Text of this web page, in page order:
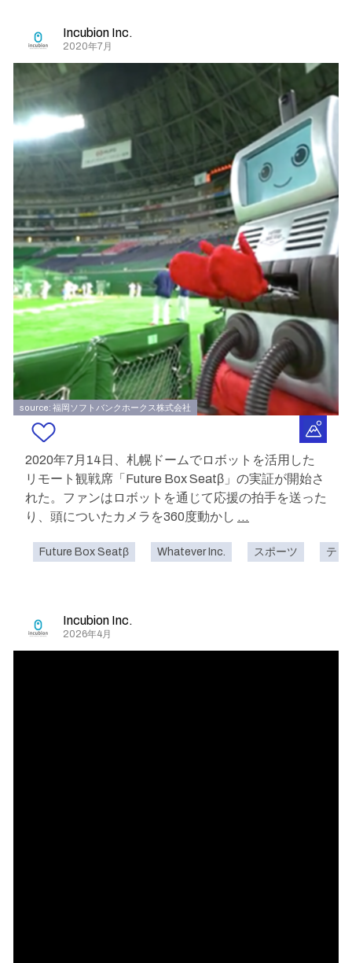
Incubion Inc.
2020年7月
source: 福岡ソフトバンクホークス株式会社
2020年7月14日、札幌ドームでロボットを活用した
リモート観戦席「Future Box Seatβ」の実証が開始さ
れた。ファンはロボットを通じて応援の拍手を送った
り、頭についたカメラを360度動かし ...
Future Box Seatβ Whatever Inc. スポーツ テレ
Incubion Inc.
2026年4月